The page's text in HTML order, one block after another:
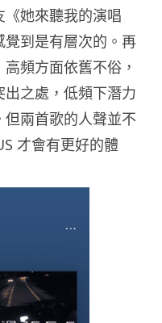
她來聽我的演唱
到是有層次的。再
頻方面依舊不俗，
之處，低頻下潛力
兩首歌的人聲並不
才會有更好的體